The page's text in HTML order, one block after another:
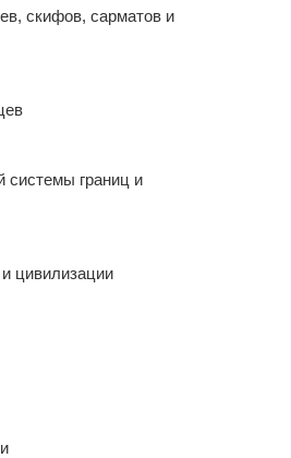
скифов, сарматов и
системы границ и
цивилизации